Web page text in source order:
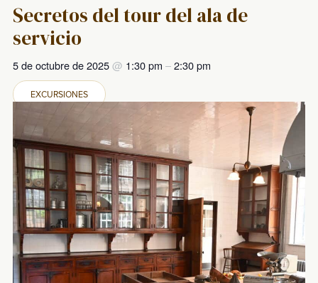
Secretos del tour del ala de
servicio
5 de octubre de 2025@ 1:30 pm –2:30 pm
EXCURSIONES